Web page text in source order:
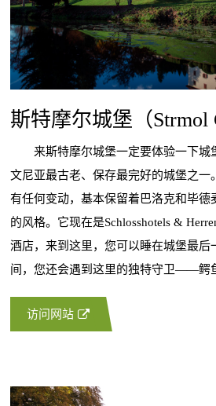
斯特摩尔城堡（Strmol
来斯特摩尔城堡一定要体验一下城
文尼亚最古老、保存最完好的城堡之一
有任何变动，基本保留着巴洛克和毕德
的风格。它现在是Schlosshotels &
酒店，来到这里，您可以睡在城堡最后
间，您还会遇到这里的独特守卫——鳄
访问网站